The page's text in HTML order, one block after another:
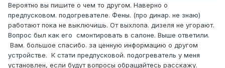
Прошлой зимой на белом море случаи были.
Вероятно вы пишите о чем то другом. Наверно о
предпусковом. подогревателе. Фены. (про динар. не знаю)
работают пока не выключишь. От выхлопа. дизеля не угорают.
Вопрос был как его смонтировать в салоне. Выше ответили.
Вам. большое спасибо. за ценную информацию о другом
устройстве. К стати предпусковой. подогреватель у меня
установлен, если будут вопросы обращайтесь расскажу.